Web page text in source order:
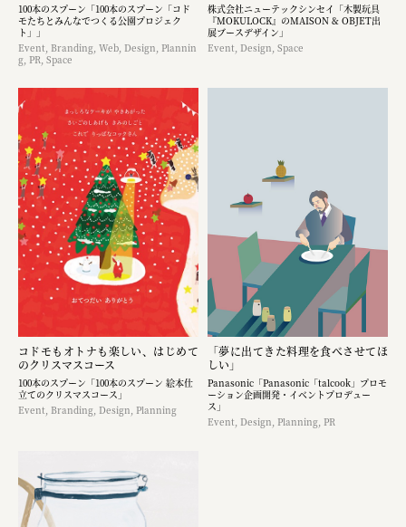
100本のスプーン「100本のスプーン「コド
モたちとみんなでつくる公園プロジェク
ト」」
Event, Branding, Web, Design, Plannin
g, PR, Space
株式会社ニューテックシンセイ「木製玩具
『MOKULOCK』のMAISON & OBJET出
展ブースデザイン」
Event, Design, Space
コドモもオトナも楽しい、はじめて
のクリスマスコース
100本のスプーン「100本のスプーン 絵本仕
立てのクリスマスコース」
Event, Branding, Design, Planning
「夢に出てきた料理を食べさせてほ
しい」
Panasonic「Panasonic「talcook」プロモ
ーション企画開発・イベントプロデュー
ス」
Event, Design, Planning, PR